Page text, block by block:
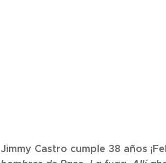
Jimmy Castro cumple 38 años